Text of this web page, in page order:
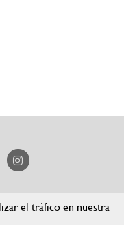
el tráfico en nuestra